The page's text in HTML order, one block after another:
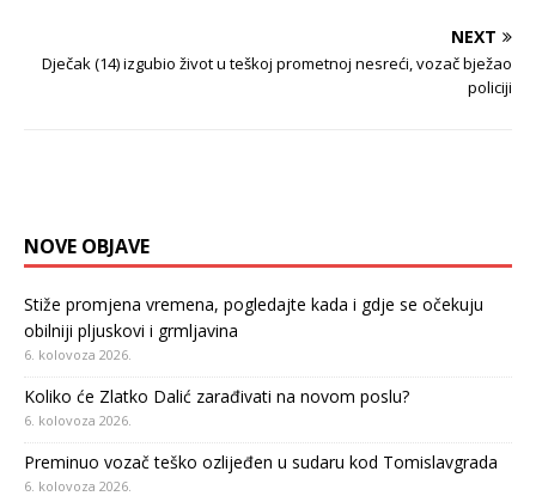
NEXT
Dječak (14) izgubio život u teškoj prometnoj nesreći, vozač bježao
policiji
NOVE OBJAVE
Stiže promjena vremena, pogledajte kada i gdje se očekuju
obilniji pljuskovi i grmljavina
6. kolovoza 2026.
Koliko će Zlatko Dalić zarađivati na novom poslu?
6. kolovoza 2026.
Preminuo vozač teško ozlijeđen u sudaru kod Tomislavgrada
6. kolovoza 2026.